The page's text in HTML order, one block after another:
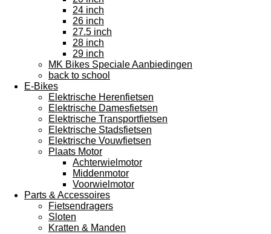
24 inch
26 inch
27.5 inch
28 inch
29 inch
MK Bikes Speciale Aanbiedingen
back to school
E-Bikes
Elektrische Herenfietsen
Elektrische Damesfietsen
Elektrische Transportfietsen
Elektrische Stadsfietsen
Elektrische Vouwfietsen
Plaats Motor
Achterwielmotor
Middenmotor
Voorwielmotor
Parts & Accessoires
Fietsendragers
Sloten
Kratten & Manden